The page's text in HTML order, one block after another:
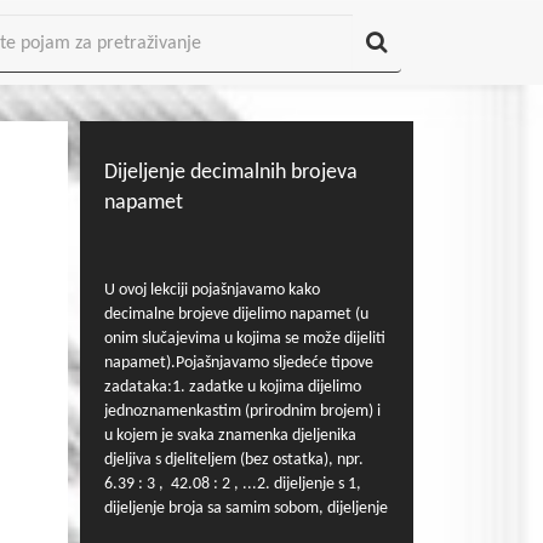
Dijeljenje decimalnih brojeva
napamet
U ovoj lekciji pojašnjavamo kako
decimalne brojeve dijelimo napamet (u
onim slučajevima u kojima se može dijeliti
napamet).Pojašnjavamo sljedeće tipove
zadataka:1. zadatke u kojima dijelimo
jednoznamenkastim (prirodnim brojem) i
u kojem je svaka znamenka djeljenika
djeljiva s djeliteljem (bez ostatka), npr.
6.39 : 3 , 42.08 : 2 , ...2. dijeljenje s 1,
dijeljenje broja sa samim sobom, dijeljenje